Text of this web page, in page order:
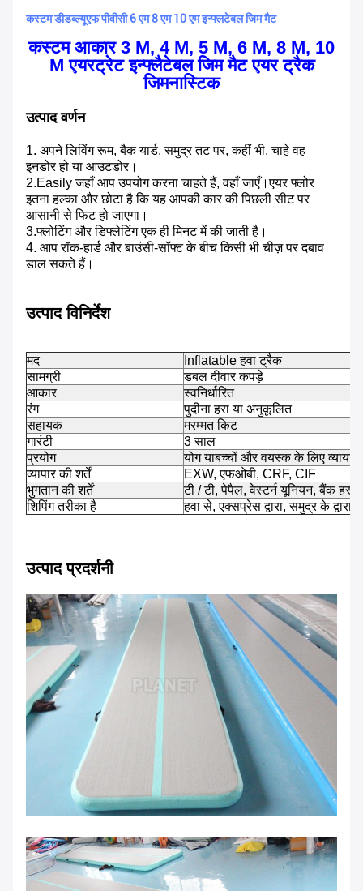
कस्टम डीडब्ल्यूएफ पीवीसी 6 एम 8 एम 10 एम इन्फ्लटेबल जिम मैट
कस्टम आकार 3 M, 4 M, 5 M, 6 M, 8 M, 10
M एयरट्रेट इन्फ्लैटेबल जिम मैट एयर ट्रैक
जिमनास्टिक
उत्पाद वर्णन
1. अपने लिविंग रूम, बैक यार्ड, समुद्र तट पर, कहीं भी, चाहे वह
इनडोर हो या आउटडोर।
2.Easily जहाँ आप उपयोग करना चाहते हैं, वहाँ जाएँ।एयर फ्लोर
इतना हल्का और छोटा है कि यह आपकी कार की पिछली सीट पर
आसानी से फिट हो जाएगा।
3.फ्लोटिंग और डिफ्लेटिंग एक ही मिनट में की जाती है।
4. आप रॉक-हार्ड और बाउंसी-सॉफ्ट के बीच किसी भी चीज़ पर दबाव
डाल सकते हैं।
उत्पाद विनिर्देश
मद
Inflatable हवा ट्रैक
सामग्री
डबल दीवार कपड़े
आकार
स्वनिर्धारित
रंग
पुदीना हरा या अनुकूलित
सहायक
मरम्मत किट
गारंटी
3 साल
प्रयोग
योग याबच्चों और वयस्क के लिए
व्यापार की शर्तें
EXW, एफओबी, CRF, CIF
भुगतान की शर्तें
टी / टी, पेपैल, वेस्टर्न यूनियन, बैंक
शिपिंग तरीका है
हवा से, एक्सप्रेस द्वारा, समुद्र के
उत्पाद प्रदर्शनी